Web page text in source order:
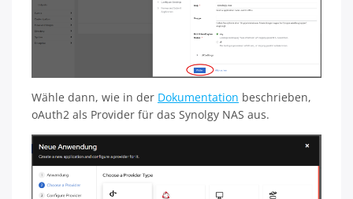
Wähle dann, wie in der Dokumentation beschrieben,
oAuth2 als Provider für das Synolgy NAS aus.